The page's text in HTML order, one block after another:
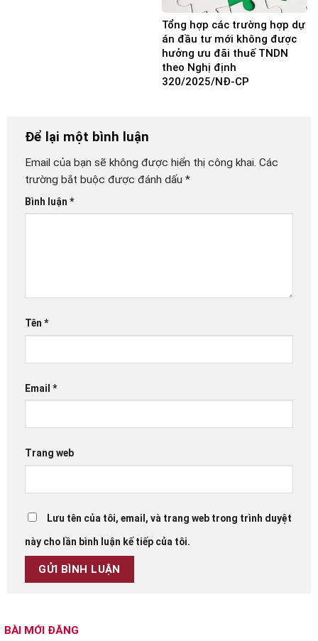
Tổng hợp các trường hợp dự
án đầu tư mới không được
hưởng ưu đãi thuế TNDN
theo Nghị định
320/2025/NĐ-CP
Để lại một bình luận
Email của bạn sẽ không được hiển thị công khai. Các
trường bắt buộc được đánh dấu *
Bình luận *
Tên *
Email *
Trang web
Lưu tên của tôi, email, và trang web trong trình duyệt
này cho lần bình luận kế tiếp của tôi.
BÀI MỚI ĐĂNG